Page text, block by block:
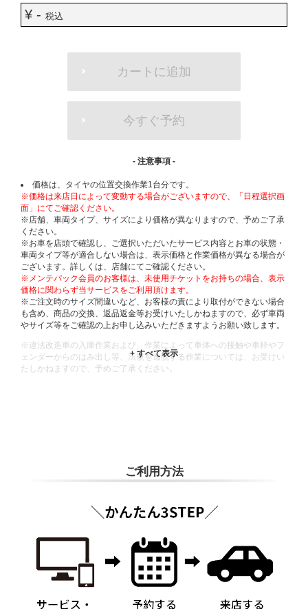
¥ - 税込
OPTIONS
カートに追加
今すぐ予約
- 注意事項 -
価格は、タイヤの位置交換作業1台分です。
※価格は来店日によって変動する場合がございますので、「日程選択画
面」にてご確認ください。
※店舗、車両タイプ、サイズにより価格が異なりますので、予めご了承
ください。
※お車を店頭で確認し、ご選択いただいたサービス内容とお車の状態・
車両タイプ等が適合しない場合は、表示価格と作業価格が異なる場合が
ございます。詳しくは、店舗にてご確認ください。
※メンテパック会員のお客様は、未使用チケットをお持ちの場合、表示
価格に関わらず当サービスをご利用頂けます。
※ご注文時のサイズ間違いなど、お客様の責により取付ができない場合
も含め、商品の交換、返品返金等お受けいたしかねますので、必ず車両
やサイズ等をご確認の上お申し込みいただきますようお願い致します。
※違法改造車の入庫作業および、作業によって車体への接触や車枠やフ
ェンダーからのはみ出し等、法規を逸脱する作業については、お受けい
たしかねますので、予めご了承ください。
ご利用方法